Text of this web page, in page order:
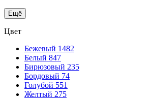
Ещё
Цвет
Бежевый 1482
Белый 847
Бирюзовый 235
Бордовый 74
Голубой 551
Желтый 275